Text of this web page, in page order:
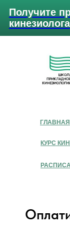
Получите
кинезиолога
КУРС
ГЛАВНАЯ